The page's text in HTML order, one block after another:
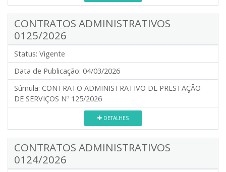
CONTRATOS ADMINISTRATIVOS
0125/2026
Status: Vigente
Data de Publicação: 04/03/2026
Súmula: CONTRATO ADMINISTRATIVO DE PRESTAÇÃO
DE SERVIÇOS Nº 125/2026
DETALHES
CONTRATOS ADMINISTRATIVOS
0124/2026